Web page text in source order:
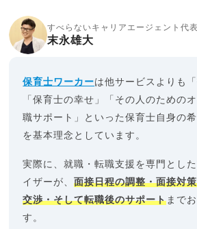
すべらないキャリアエージェント代表
末永雄大
保育士ワーカーは他サービスよりも
「保育士の幸せ」「その人のための
職サポート」といった保育士自身の
を基本理念としています。
実際に、就職・転職支援を専門とし
イザーが、面接日程の調整・面接対
交渉・そして転職後のサポートまで
す。